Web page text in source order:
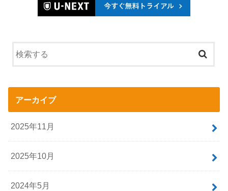
アーカイブ
2025年11月
2025年10月
2024年5月